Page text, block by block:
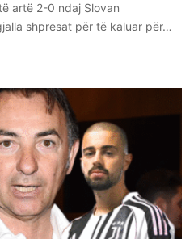
artë 2-0 ndaj Slovan
shpresat për të kaluar për…